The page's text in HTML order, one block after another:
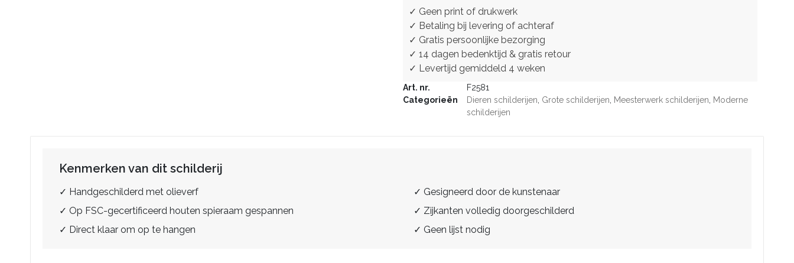
✓ Geen print of drukwerk
✓ Betaling bij levering of achteraf
✓ Gratis persoonlijke bezorging
✓ 14 dagen bedenktijd & gratis retour
✓ Levertijd gemiddeld 4 weken
Art. nr.
F2581
Categorieën
Dieren schilderijen Grote schilderijen Meesterwerk schilderijen
Moderne
schilderijen
Kenmerken van dit schilderij
✓ Handgeschilderd met olieverf
✓ Gesigneerd door de kunstenaar
✓ Op FSC-gecertificeerd houten spieraam gespannen
✓ Zijkanten volledig doorgeschilderd
✓ Direct klaar om op te hangen
✓ Geen lijst nodig